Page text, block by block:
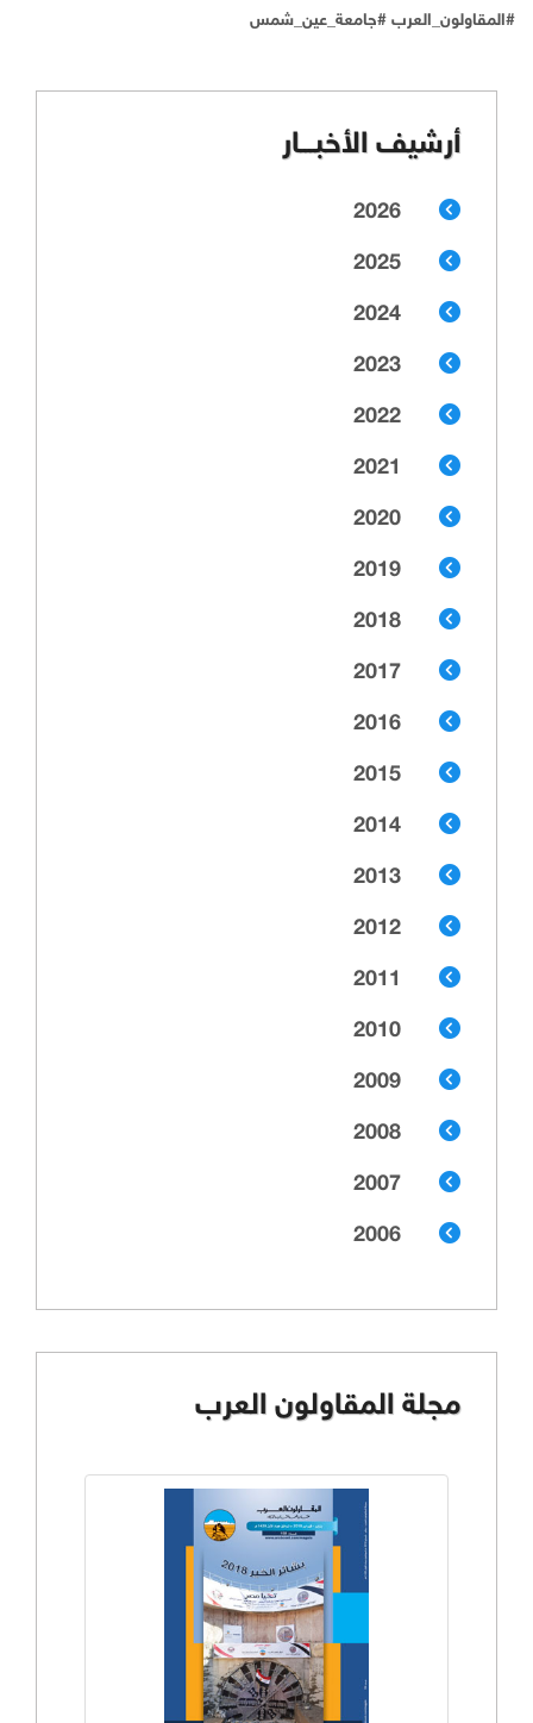
#المقاولون_العرب #جامعة_عين_شمس
أرشيف الأخبـــار
2026
2025
2024
2023
2022
2021
2020
2019
2018
2017
2016
2015
2014
2013
2012
2011
2010
2009
2008
2007
2006
مجلة المقاولون العرب